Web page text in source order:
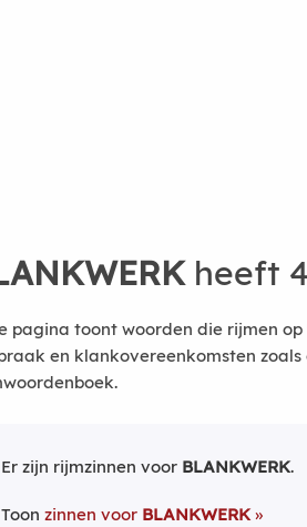
heeft
pagina toont woorden die rijmen
en klankovereenkomsten
Er zijn rijmzinnen voor BLANKWERK.
Toon zinnen voor BLANKWERK